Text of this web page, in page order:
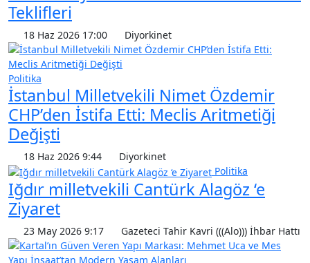
Teklifleri
18 Haz 2026 17:00 Diyorkinet
Politika
İstanbul Milletvekili Nimet Özdemir
CHP’den İstifa Etti: Meclis Aritmetiği
Değişti
18 Haz 2026 9:44
Diyorkinet
Politika
Iğdır milletvekili Cantürk Alagöz ‘e
Ziyaret
23 May 2026 9:17 Gazeteci Tahir Kavri (((Alo))) İhbar Hattı